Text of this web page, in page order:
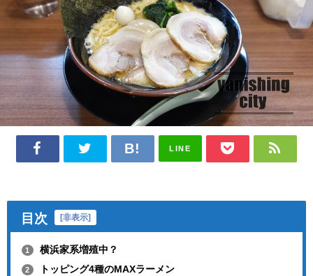
LINE
目次 [非表示]
1 横浜家系増殖中？
2 トッピング4種のMAXラーメン